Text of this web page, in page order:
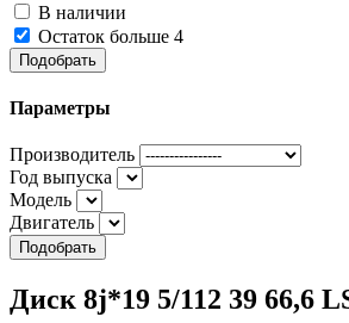
В наличии
Остаток больше 4
Подобрать
Параметры
Производитель
Год выпуска
Модель
Двигатель
Подобрать
Диск 8j*19 5/112 39 66,6